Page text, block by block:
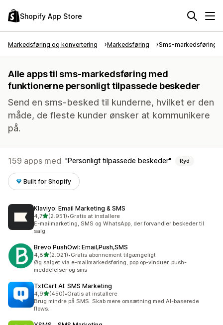
Shopify App Store
Markedsføring og konvertering Markedsføring Sms-markedsføring
Alle apps til sms-markedsføring med
funktionerne personligt tilpassede beskeder
Send en sms-besked til kunderne, hvilket er den
måde, de fleste kunder ønsker at kommunikere
på.
159 apps med Personligt tilpassede beskeder Ryd
Built for Shopify
Klaviyo: Email Marketing & SMS
4,7ud af 5 stjerner
(2.951)
2951 anmeldelser i alt
•Gratis at installere
E-mailmarketing, SMS og WhatsApp, der forvandler beskeder til
salg
Brevo PushOwl: Email,Push,SMS
4,8ud af 5 stjerner
(2.021)
2021 anmeldelser i alt
•Gratis abonnement tilgængeligt
Øg salget via e-mailmarkedsføring, pop op-vinduer, push-
meddelelser og sms
TxtCart AI: SMS Marketing
4,9ud af 5 stjerner
(450)
450 anmeldelser i alt
•Gratis at installere
Brug mindre på SMS. Skab mere omsætning med AI-baserede
flows.